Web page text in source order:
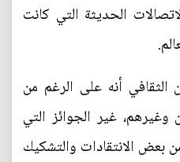
الحديثة التي كانت
أنه على الرغم من
غير الجوائز التي
بعض الانتقادات والتشكيك